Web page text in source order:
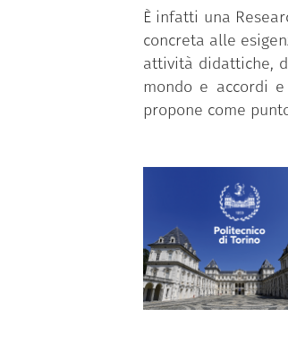
È infatti una
concreta alle
attività didattiche,
mondo e accordi
propone come